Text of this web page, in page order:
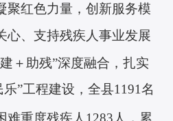
聚红色力量，创新服务模
心、支持残疾人事业发展
＋助残”深度融合，扎实
”工程建设，全县1191名
重度残疾人1283人， 累